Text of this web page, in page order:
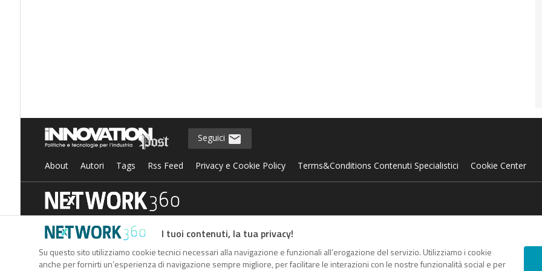
I tuoi contenuti, la tua privacy!
Su questo sito utilizziamo cookie tecnici necessari alla navigazione e funzionali all’erogazione del servizio. Utilizziamo i cookie
anche per fornirti un’esperienza di navigazione sempre migliore, per facilitare le interazioni con le nostre funzionalità social e per
Seguici
About Autori Tags Rss Feed Privacy e Cookie Policy Terms&Conditions Contenuti Specialistici Cookie Center
cultura digitale e imprenditoriale nelle imprese e pubbliche amministrazioni italiane.
Indirizzo Contatti